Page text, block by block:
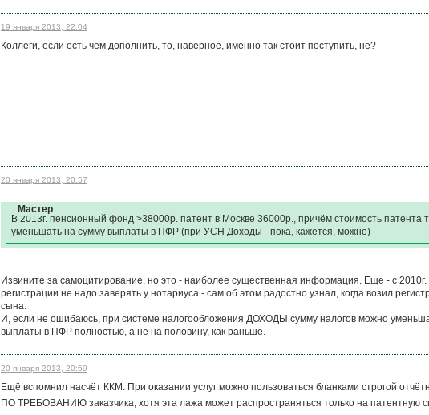
19 января 2013, 22:04
Коллеги, если есть чем дополнить, то, наверное, именно так стоит поступить, не?
20 января 2013, 20:57
Мастер
В 2013г. пенсионный фонд >38000р. патент в Москве 36000р., причём стоимость патента
уменьшать на сумму выплаты в ПФР (при УСН Доходы - пока, кажется, можно)
Извините за самоцитирование, но это - наиболее существенная информация. Еще - с 2010г.
регистрации не надо заверять у нотариуса - сам об этом радостно узнал, когда возил
сына.
И, если не ошибаюсь, при системе налогообложения ДОХОДЫ сумму налогов можно
выплаты в ПФР полностью, а не на половину, как раньше.
20 января 2013, 20:59
Ещё вспомнил насчёт ККМ. При оказании услуг можно пользоваться бланками строгой
ПО ТРЕБОВАНИЮ заказчика, хотя эта лажа может распространяться только на патентную